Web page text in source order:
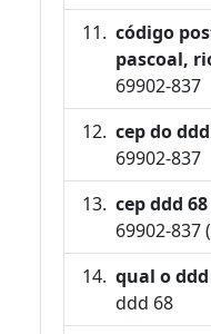
código
pascoal,
69902-837
cep do
69902-837
cep ddd 68
69902-837
qual o ddd
ddd 68